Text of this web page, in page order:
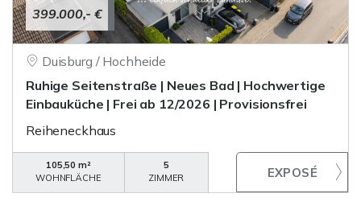
399.000,- €
Duisburg / Hochheide
Ruhige Seitenstraße | Neues Bad | Hochwertige
Einbauküche | Frei ab 12/2026 | Provisionsfrei
Reiheneckhaus
105,50 m²
WOHNFLÄCHE
5
ZIMMER